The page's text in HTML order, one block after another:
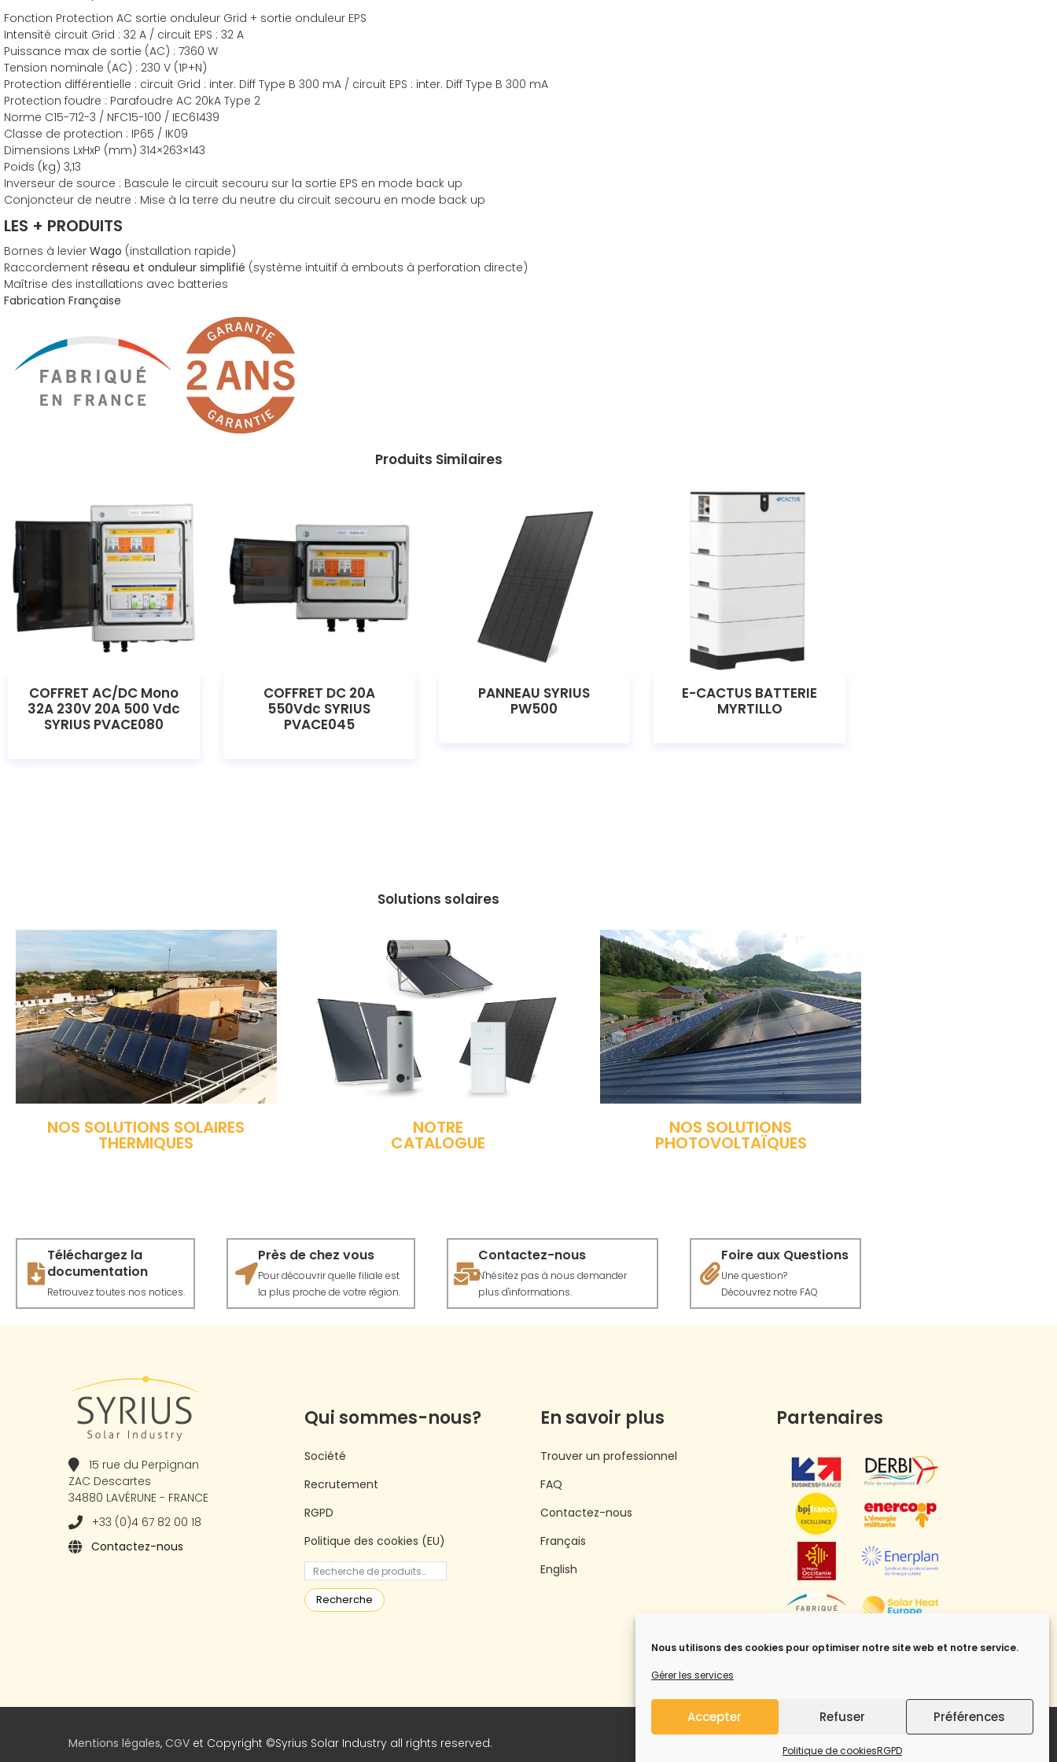
Nous utilisons des cookies pour optimiser notre site web et notre service.
Gérer les services
Accepter Refuser Préférences
Politique de cookiesRGPD
Fonction Protection AC sortie onduleur Grid + sortie onduleur EPS
Intensité circuit Grid : 32 A / circuit EPS : 32 A
Puissance max de sortie (AC) : 7360 W
Tension nominale (AC) : 230 V (1P+N)
Protection différentielle : circuit Grid : inter. Diff Type B 300 mA / circuit EPS : inter. Diff Type B 300 mA
Protection foudre : Parafoudre AC 20kA Type 2
Norme C15-712-3 / NFC15-100 / IEC61439
Classe de protection : IP65 / IK09
Dimensions LxHxP (mm) 314×263×143
Poids (kg) 3,13
Inverseur de source : Bascule le circuit secouru sur la sortie EPS en mode back up
Conjoncteur de neutre : Mise à la terre du neutre du circuit secouru en mode back up
LES + PRODUITS
Bornes à levier Wago (installation rapide)
Raccordement réseau et onduleur simplifié (système intuitif à embouts à perforation directe)
Maîtrise des installations avec batteries
Fabrication Française
Produits Similaires
COFFRET AC/DC Mono
32A 230V 20A 500 Vdc
SYRIUS PVACE080
COFFRET DC 20A
550Vdc SYRIUS
PVACE045
PANNEAU SYRIUS
PW500
E-CACTUS BATTERIE
MYRTILLO
Solutions solaires
NOS SOLUTIONS SOLAIRES
THERMIQUES
NOTRE
CATALOGUE
NOS SOLUTIONS
PHOTOVOLTAÏQUES
Téléchargez la
documentation
Retrouvez toutes nos notices.
Près de chez vous
Pour découvrir quelle filiale est
la plus proche de votre région.
Contactez-nous
N'hésitez pas à nous demander
plus d'informations.
Foire aux Questions
Une question?
Découvrez notre FAQ
15 rue du Perpignan
ZAC Descartes
34880 LAVÉRUNE - FRANCE
+33 (0)4 67 82 00 18
Contactez-nous
Qui sommes-nous?
Société
Recrutement
RGPD
Politique des cookies (EU)
Recherche
En savoir plus
Trouver un professionnel
FAQ
Contactez-nous
Français
English
Partenaires
Mentions légales, CGV et Copyright ©Syrius Solar Industry all rights reserved.